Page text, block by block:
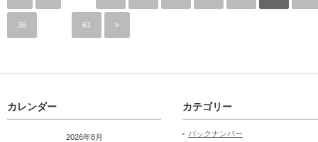
36 61 »
カレンダー
2026年8月
カテゴリー
バックナンバー